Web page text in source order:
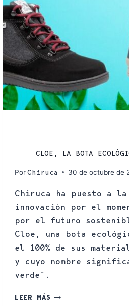
CLOE, LA BOTA
PorChiruca 30 de octubre de
Chiruca ha puesto a la
innovación por el
por el futuro
Cloe, una bota
el 100% de sus
y cuyo nombre
verde”.
LEER MÁS